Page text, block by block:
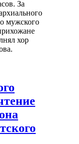
За
мужского
хор